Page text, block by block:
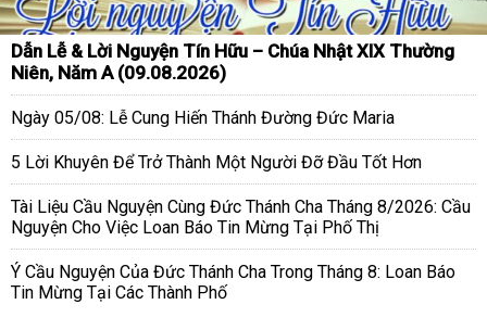
Dẫn Lễ & Lời Nguyện Tín Hữu – Chúa Nhật XIX Thường
Niên, Năm A (09.08.2026)
Ngày 05/08: Lễ Cung Hiến Thánh Đường Đức Maria
5 Lời Khuyên Để Trở Thành Một Người Đỡ Đầu Tốt Hơn
Tài Liệu Cầu Nguyện Cùng Đức Thánh Cha Tháng 8/2026: Cầu
Nguyện Cho Việc Loan Báo Tin Mừng Tại Phố Thị
Ý Cầu Nguyện Của Đức Thánh Cha Trong Tháng 8: Loan Báo
Tin Mừng Tại Các Thành Phố